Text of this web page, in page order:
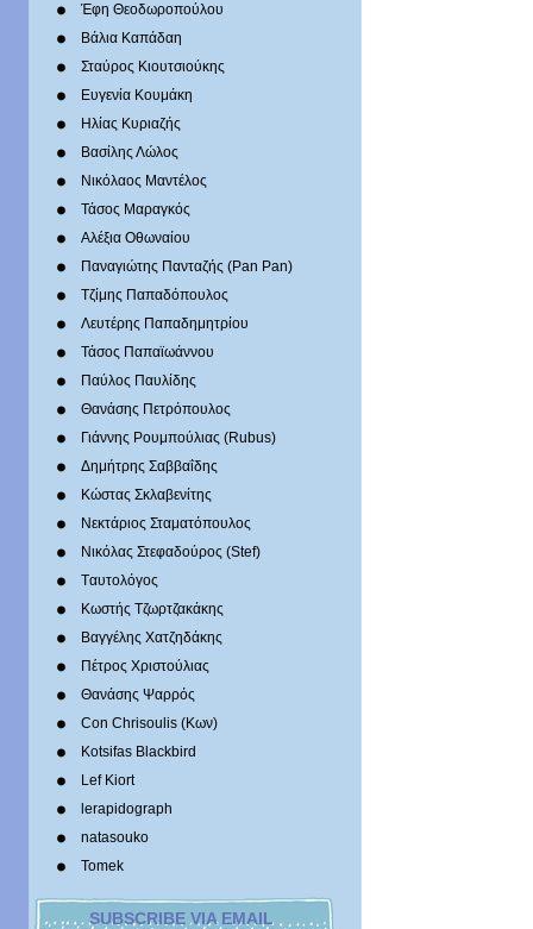
Έφη Θεοδωροπούλου
Βάλια Καπάδαη
Σταύρος Κιουτσιούκης
Ευγενία Κουμάκη
Ηλίας Κυριαζής
Βασίλης Λώλος
Νικόλαος Μαντέλος
Τάσος Μαραγκός
Αλέξια Οθωναίου
Παναγιώτης Πανταζής (Pan Pan)
Τζίμης Παπαδόπουλος
Λευτέρης Παπαδημητρίου
Τάσος Παπαϊωάννου
Παύλος Παυλίδης
Θανάσης Πετρόπουλος
Γιάννης Ρουμπούλιας (Rubus)
Δημήτρης Σαββαΐδης
Κώστας Σκλαβενίτης
Νεκτάριος Σταματόπουλος
Νικόλας Στεφαδούρος (Stef)
Tαυτολόγος
Κωστής Τζωρτζακάκης
Βαγγέλης Χατζηδάκης
Πέτρος Χριστούλιας
Θανάσης Ψαρρός
Con Chrisoulis (Κων)
Kotsifas Blackbird
Lef Kiort
lerapidograph
natasouko
Tomek
SUBSCRIBE VIA EMAIL